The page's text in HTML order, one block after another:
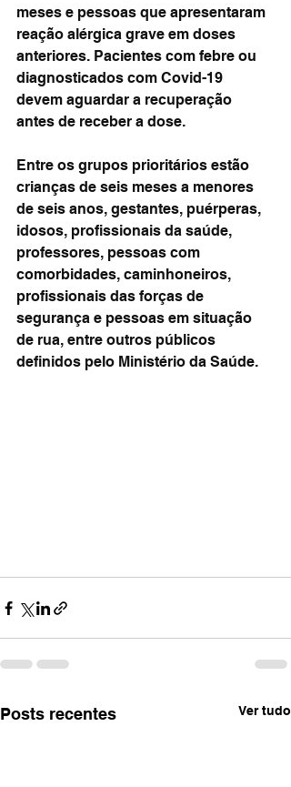
meses e pessoas que apresentaram
reação alérgica grave em doses
anteriores. Pacientes com febre ou
diagnosticados com Covid-19
devem aguardar a recuperação
antes de receber a dose.
Entre os grupos prioritários estão
crianças de seis meses a menores
de seis anos, gestantes, puérperas,
idosos, profissionais da saúde,
professores, pessoas com
comorbidades, caminhoneiros,
profissionais das forças de
segurança e pessoas em situação
de rua, entre outros públicos
definidos pelo Ministério da Saúde.
Posts recentes Ver tudo